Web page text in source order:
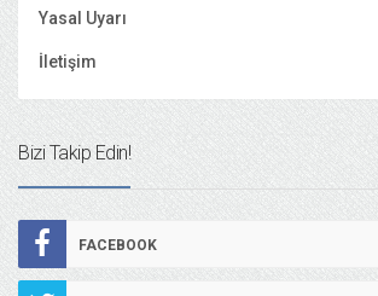
Yasal Uyarı
İletişim
Bizi Takip Edin!
FACEBOOK